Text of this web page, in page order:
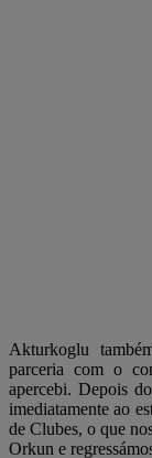
Akturkoglu
parceria com o
apercebi. Depois
imediatamente ao
de Clubes, o que
Orkun e